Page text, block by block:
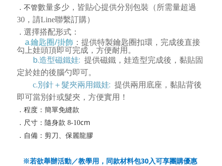
．不管數量多少，皆貼心提供分別包裝（所需量超過
30，請Line聯繫訂購）
． 選擇搭配形式：
a.鑰匙圈/掛飾 ：提供特製鑰匙圈扣環，完成後直接
勾上娃頭頂即可完成，方便耐用。
b.造型磁鐵娃: 提供磁鐵，娃造型完成後，黏貼固
定於娃的後腦勺即可。
c.別針＋髮夾兩用鐵娃: 提供兩用底座，黏貼背後
即可當別針或髮夾，方便實用！
．程度：簡單免縫款
． 尺寸：隨身款 8-10cm
． 自備：剪刀、保麗龍膠
※若欲舉辦活動／教學用，同款材料包30入可享團購優惠